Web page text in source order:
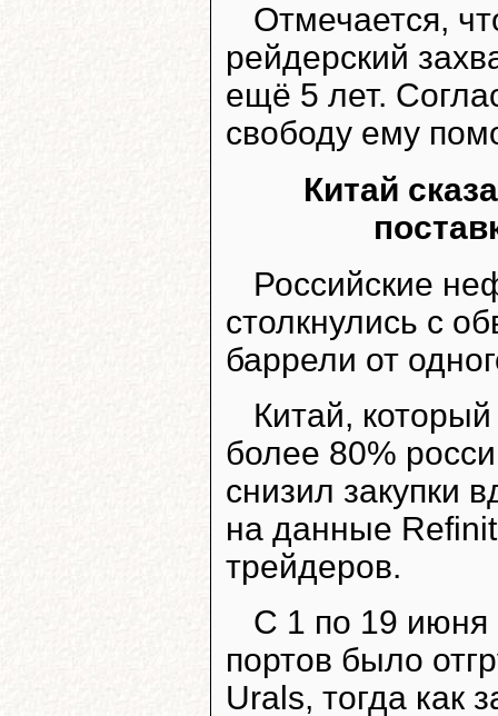
Отмечается,
рейдерский
ещё 5 лет.
свободу ему
Китай
Российские
столкнулись с
баррели от
Китай,
более 80%
снизил закупки
на данные
трейдеров.
С 1 по 19 июня
портов было
Urals, тогда как